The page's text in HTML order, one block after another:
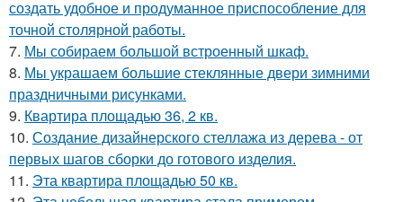
создать удобное и продуманное приспособление для
точной столярной работы.
7. Мы собираем большой встроенный шкаф.
8. Мы украшаем большие стеклянные двери зимними
праздничными рисунками.
9. Квартира площадью 36, 2 кв.
10. Создание дизайнерского стеллажа из дерева - от
первых шагов сборки до готового изделия.
11. Эта квартира площадью 50 кв.